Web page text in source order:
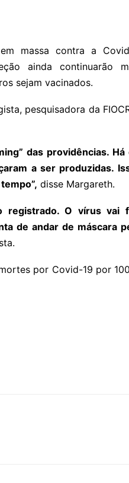
massa contra a
ainda continuarão
sejam vacinados.
pesquisadora da
das providências. Há
a ser produzidas.
disse Margareth.
registrado. O vírus vai
de andar de máscara
por Covid-19 por